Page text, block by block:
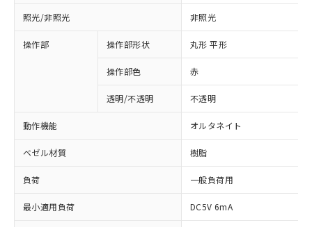
照光/非照光 非照光
操作部 操作部形状 丸形 平形
操作部色 赤
透明/不透明 不透明
動作機能 オルタネイト
ベゼル材質 樹脂
負荷 一般負荷用
最小適用負荷 DC5V 6mA